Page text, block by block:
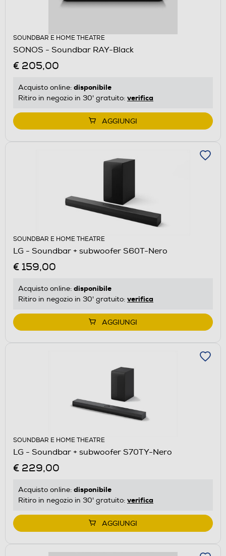
SOUNDBAR E HOME THEATRE
SONOS - Soundbar RAY-Black
€ 205,00
Acquisto online: disponibile
Ritiro in negozio in 30' gratuito: verifica
AGGIUNGI
SOUNDBAR E HOME THEATRE
LG - Soundbar + subwoofer S60T-Nero
€ 159,00
Acquisto online: disponibile
Ritiro in negozio in 30' gratuito: verifica
AGGIUNGI
SOUNDBAR E HOME THEATRE
LG - Soundbar + subwoofer S70TY-Nero
€ 229,00
Acquisto online: disponibile
Ritiro in negozio in 30' gratuito: verifica
AGGIUNGI